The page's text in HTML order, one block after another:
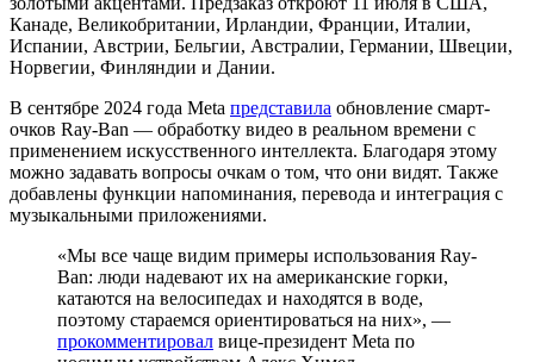
Канаде, Великобритании, Ирландии, Франции, Италии,
Испании, Австрии, Бельгии, Австралии, Германии, Швеции,
Норвегии, Финляндии и Дании.
В сентябре 2024 года Meta представила обновление смарт-
очков Ray-Ban — обработку видео в реальном времени с
применением искусственного интеллекта. Благодаря этому
можно задавать вопросы очкам о том, что они видят. Также
добавлены функции напоминания, перевода и интеграция с
музыкальными приложениями.
«Мы все чаще видим примеры использования Ray-
Ban: люди надевают их на американские горки,
катаются на велосипедах и находятся в воде,
поэтому стараемся ориентироваться на них», —
прокомментировал вице-президент Meta по